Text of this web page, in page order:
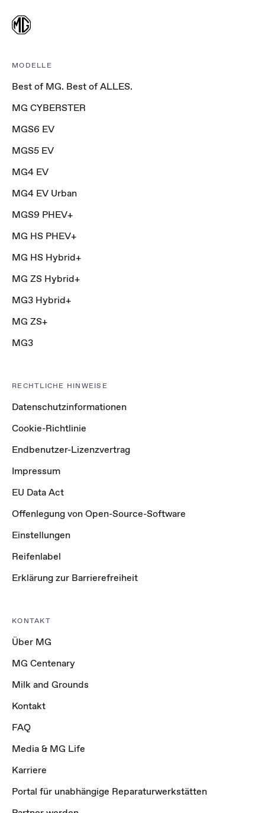
MODELLE
Best of MG. Best of ALLES.
MG CYBERSTER
MGS6 EV
MGS5 EV
MG4 EV
MG4 EV Urban
MGS9 PHEV+
MG HS PHEV+
MG HS Hybrid+
MG ZS Hybrid+
MG3 Hybrid+
MG ZS+
MG3
RECHTLICHE HINWEISE
Datenschutzinformationen
Cookie-Richtlinie
Endbenutzer-Lizenzvertrag
Impressum
EU Data Act
Offenlegung von Open-Source-Software
Einstellungen
Reifenlabel
Erklärung zur Barrierefreiheit
KONTAKT
Über MG
MG Centenary
Milk and Grounds
Kontakt
FAQ
Media & MG Life
Karriere
Portal für unabhängige Reparaturwerkstätten